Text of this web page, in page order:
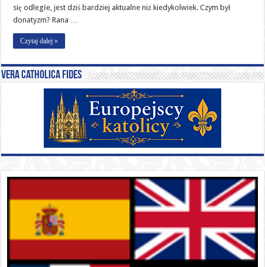
się odległe, jest dziś bardziej aktualne niż kiedykolwiek. Czym był
donatyzm? Rana …
Czytaj dalej »
Vera catholica fides